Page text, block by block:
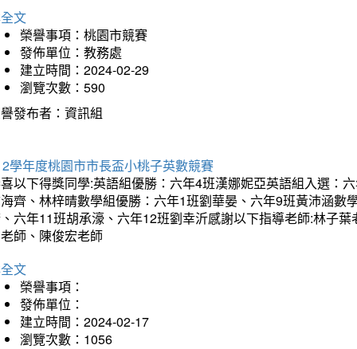
文
榮譽事項：桃園市競賽
發佈單位：教務處
建立時間：2024-02-29
瀏覽次數：590
發布者：資訊組
學年度桃園市市長盃小桃子英數競賽
以下得獎同學:英語組優勝：六年4班漢娜妮亞英語組入選：
齊、林梓晴數學組優勝：六年1班劉華晏、六年9班黃沛涵
六年11班胡承濠、六年12班劉幸沂感謝以下指導老師:林子
師、陳俊宏老師
文
榮譽事項：
發佈單位：
建立時間：2024-02-17
瀏覽次數：1056